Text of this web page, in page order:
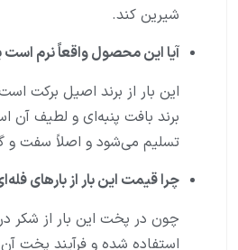
شیرین کند.
آیا این محصول واقعاً نرم است
این بار از برند اصیل برکت
برند بافت پنبه‌ای و لطیف آن
تسلیم می‌شود و اصلاً سفت
چرا قیمت این بار از بارهای
چون در پخت این بار از شکر
استفاده شده و فرآیند پخت آن